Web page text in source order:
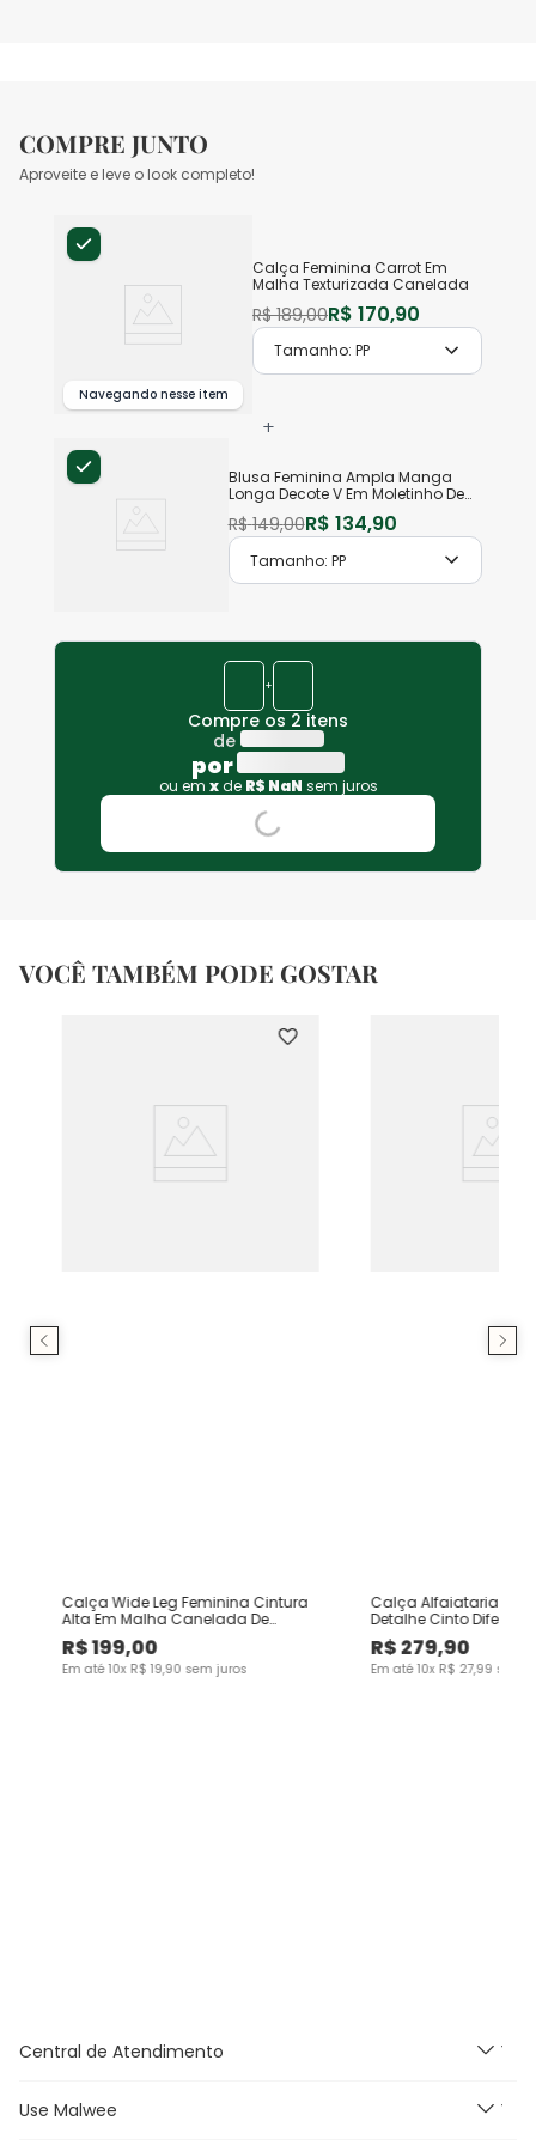
COMPRE JUNTO
Aproveite e leve o look completo!
Navegando nesse item
Calça Feminina Carrot Em
Malha Texturizada Canelada
R$ 189,00R$ 170,90
Tamanho: PP
+
Blusa Feminina Ampla Manga
Longa Decote V Em Moletinho De
Viscose
R$ 149,00R$ 134,90
Tamanho: PP
+
Compre os 2 itens
de
por
ou em x de R$ NaN sem juros
VOCÊ TAMBÉM PODE GOSTAR
Calça Wide Leg Feminina Cintura
Alta Em Malha Canelada De
Viscose
R$199,00
Em até10xR$ 19,90 sem juros
Calça Alfaiataria
Detalhe Cinto
Viscolinho
R$279,90
Em até10x R$ 27,99 sem
Central de Atendimento
Segunda à Sexta feira das
Use Malwee